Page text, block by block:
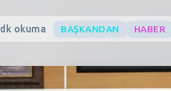
dk okuma BAŞKANDAN HABER